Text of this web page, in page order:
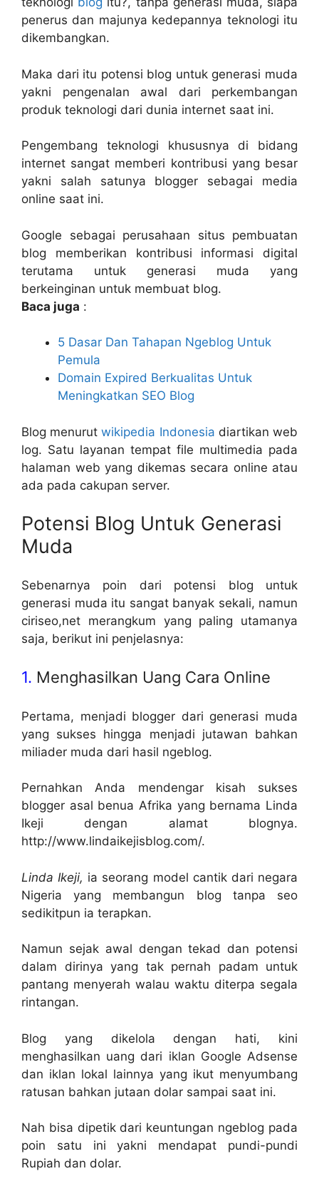
penerus dan majunya kedepannya teknologi itu
dikembangkan.
Maka dari itu potensi blog untuk generasi muda
yakni pengenalan awal dari perkembangan
produk teknologi dari dunia internet saat ini.
Pengembang teknologi khususnya di bidang
internet sangat memberi kontribusi yang besar
yakni salah satunya blogger sebagai media
online saat ini.
Google sebagai perusahaan situs pembuatan
blog memberikan kontribusi informasi digital
terutama untuk generasi muda yang
berkeinginan untuk membuat blog.
Baca juga :
5 Dasar Dan Tahapan Ngeblog Untuk
Pemula
Domain Expired Berkualitas Untuk
Meningkatkan SEO Blog
Blog menurutwikipedia Indonesia diartikan web
log. Satu layanan tempat file multimedia pada
halaman web yang dikemas secara online atau
ada pada cakupan server.
Potensi Blog Untuk Generasi
Muda
Sebenarnya poin dari potensi blog untuk
generasi muda itu sangat banyak sekali, namun
ciriseo,net merangkum yang paling utamanya
saja, berikut ini penjelasnya:
1. Menghasilkan Uang Cara Online
Pertama, menjadi blogger dari generasi muda
yang sukses hingga menjadi jutawan bahkan
miliader muda dari hasil ngeblog.
Pernahkan Anda mendengar kisah sukses
blogger asal benua Afrika yang bernama Linda
Ikeji dengan alamat blognya.
http://www.lindaikejisblog.com/.
Linda Ikeji, ia seorang model cantik dari negara
Nigeria yang membangun blog tanpa seo
sedikitpun ia terapkan.
Namun sejak awal dengan tekad dan potensi
dalam dirinya yang tak pernah padam untuk
pantang menyerah walau waktu diterpa segala
rintangan.
Blog yang dikelola dengan hati, kini
menghasilkan uang dari iklan Google Adsense
dan iklan lokal lainnya yang ikut menyumbang
ratusan bahkan jutaan dolar sampai saat ini.
Nah bisa dipetik dari keuntungan ngeblog pada
poin satu ini yakni mendapat pundi-pundi
Rupiah dan dolar.